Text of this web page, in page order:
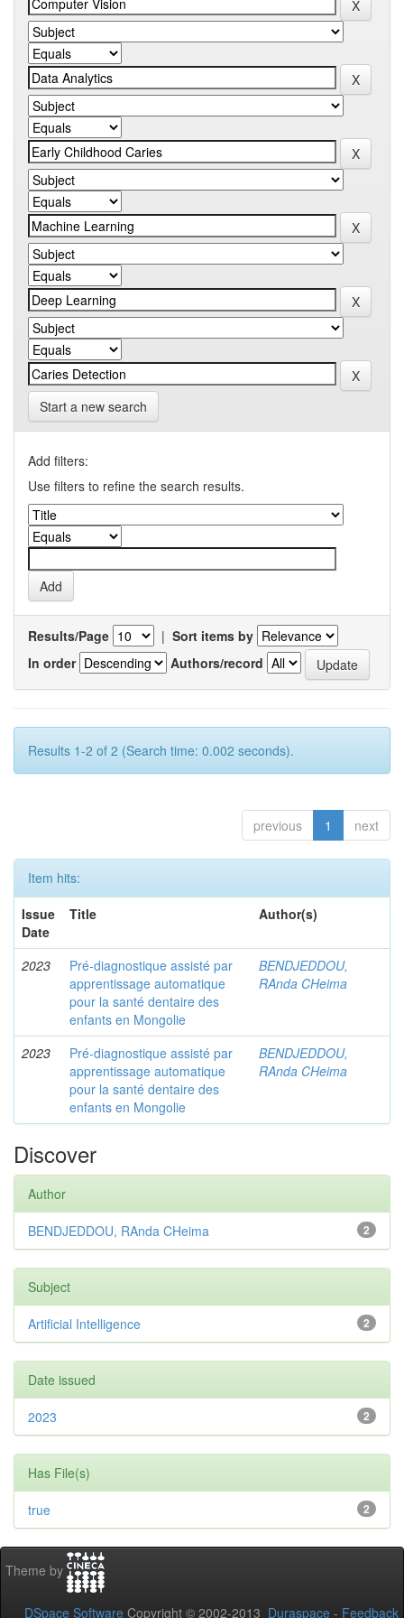
Start a new search
Add filters:
Use filters to refine the search results.
Results/Page | Sort items by
In order
Authors/record
Results 1-2 of 2 (Search time: 0.002 seconds).
previous 1 next
Item hits:
Issue
Date
Title Author(s)
2023
Pré-diagnostique assisté par
apprentissage automatique
pour la santé dentaire des
enfants en Mongolie
BENDJEDDOU,
RAnda CHeima
2023
Pré-diagnostique assisté par
apprentissage automatique
pour la santé dentaire des
enfants en Mongolie
BENDJEDDOU,
RAnda CHeima
Discover
Author
2
BENDJEDDOU, RAnda CHeima
Subject
2
Artificial Intelligence
Date issued
2
2023
Has File(s)
2
true
Theme by
DSpace Software Copyright © 2002-2013 Duraspace - Feedback